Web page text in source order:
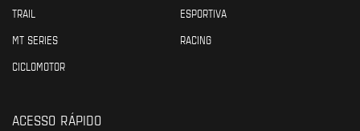
TRAIL
ESPORTIVA
MT SERIES
RACING
CICLOMOTOR
ACESSO RÁPIDO